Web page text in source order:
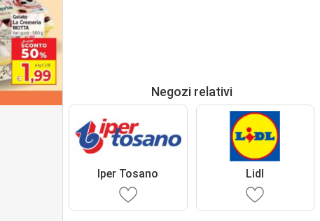
Negozi relativi
Iper Tosano Lidl